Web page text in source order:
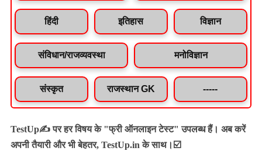
हिंदी इतिहास विज्ञान
संविधान/राजव्यवस्था मनोविज्ञान
संस्कृत राजस्थान GK -----
TestUp✍️ पर हर विषय के "फ्री ऑनलाइन टेस्ट" उपलब्ध हैं। अब करें
अपनी तैयारी और भी बेहतर, TestUp.in के साथ।☑️